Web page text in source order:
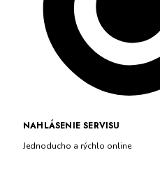
NAHLÁSENIE SERVISU
Jednoducho a rýchlo online